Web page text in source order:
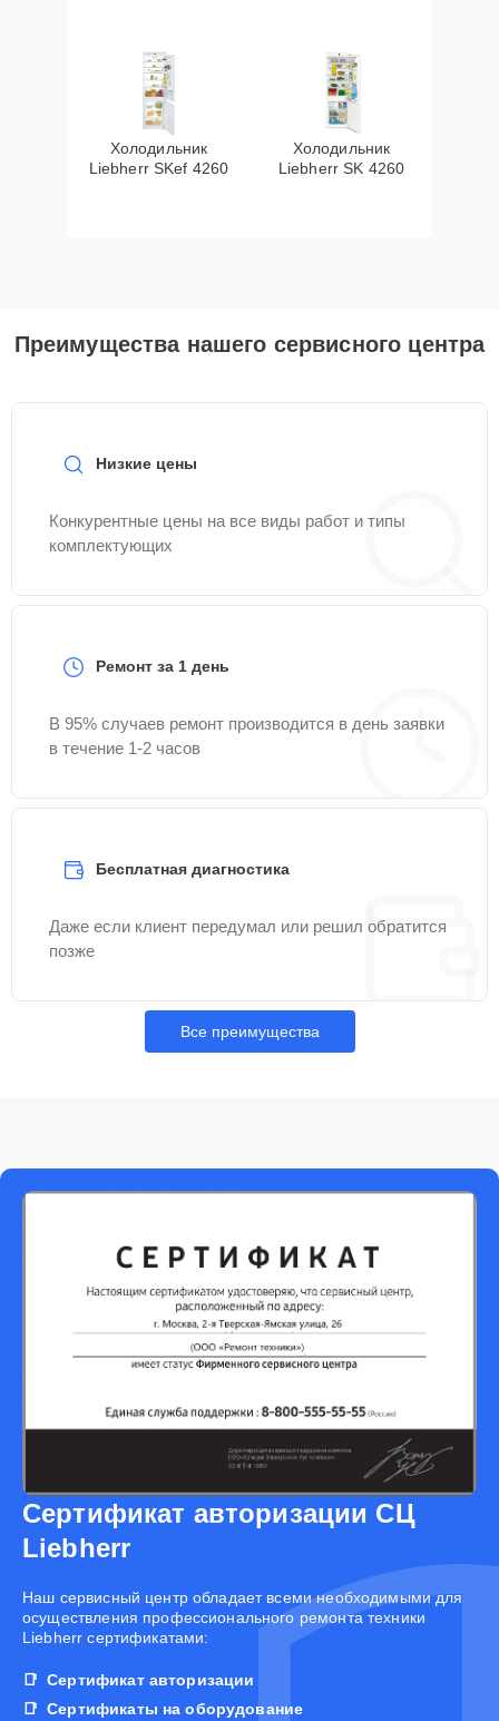
Холодильник
Liebherr SKef 4260
Холодильник
Liebherr SK 4260
Преимущества нашего сервисного центра
Низкие цены
Конкурентные цены на все виды работ и типы
комплектующих
Ремонт за 1 день
В 95% случаев ремонт производится в день заявки
в течение 1-2 часов
Бесплатная диагностика
Даже если клиент передумал или решил обратится
позже
Все преимущества
Сертификат авторизации СЦ
Liebherr
Наш сервисный центр обладает всеми необходимыми для
осуществления профессионального ремонта техники
Liebherr сертификатами:
Сертификат авторизации
Сертификаты на оборудование